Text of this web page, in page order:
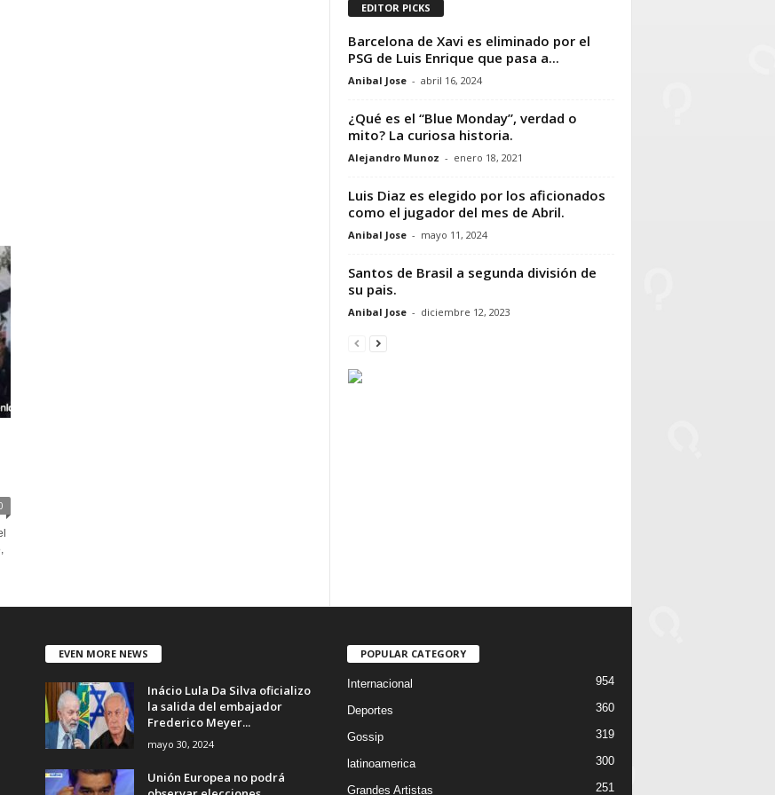
EDITOR PICKS
Barcelona de Xavi es eliminado por el
PSG de Luis Enrique que pasa a...
Anibal Jose - abril 16, 2024
¿Qué es el “Blue Monday”, verdad o
mito? La curiosa historia.
Alejandro Munoz - enero 18, 2021
Luis Diaz es elegido por los aficionados
como el jugador del mes de Abril.
Anibal Jose - mayo 11, 2024
Santos de Brasil a segunda división de
su pais.
Anibal Jose - diciembre 12, 2023
EVEN MORE NEWS
Inácio Lula Da Silva oficializo
la salida del embajador
Frederico Meyer...
mayo 30, 2024
Unión Europea no podrá
POPULAR CATEGORY
Internacional 954
Deportes 360
Gossip 319
latinoamerica 300
Grandes Artistas 251